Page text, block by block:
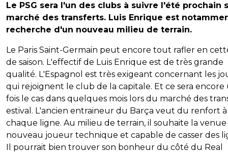
Le PSG sera l'un des clubs à suivre l'été prochain
marché des transferts. Luis Enrique est
recherche d'un nouveau milieu de terrain.
Le Paris Saint-Germain peut encore tout rafler en
de saison. L'effectif de Luis Enrique est de très grande
qualité. L'Espagnol est très exigeant concernant les
qui rejoignent le club de la capitale. Et ce sera encore
fois le cas dans quelques mois lors du marché des
estival. L'ancien entraineur du Barça veut du renfort à
chaque ligne. Au milieu de terrain, il souhaite la
nouveau joueur technique et capable de casser des
Il pourrait bien trouver son bonheur du côté du Real